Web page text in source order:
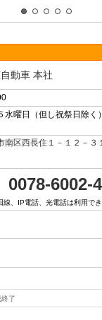
動車 本社
水曜日（但し祝祭日除く
南区西長住１－１２－３
0078-6002-
線、IP電話、光電話は利用で
了